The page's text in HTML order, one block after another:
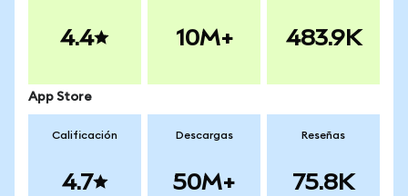
4.4 10M+ 483.9K
App Store
Calificación
4.7
Descargas
50M+
Reseñas
75.8K